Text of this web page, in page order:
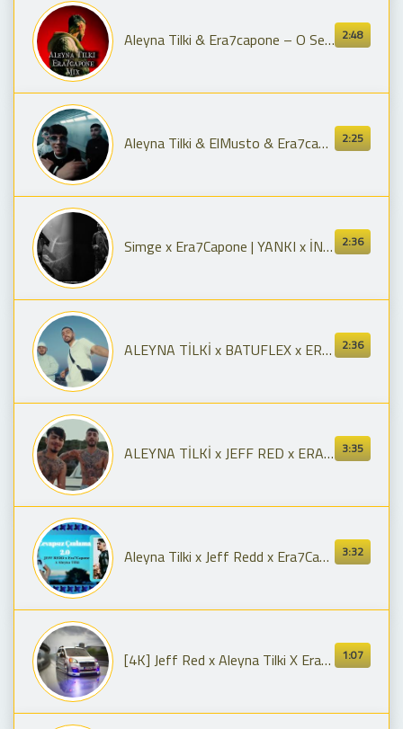
2:48
Aleyna Tilki & Era7capone – O Sen Olsan Bari 2.0 Mix
2:25
Aleyna Tilki & ElMusto & Era7capone - Bakıyorum 2.0 (Katladım Parayı ve Açıyorum Arayı)
2:36
Simge x Era7Capone | YANKI x İNTİHAR prod by. Ozan Bayraşa, SNOW (Official Lyric Video)
2:36
ALEYNA TİLKİ x BATUFLEX x ERA7CAPONE - GASSOLİNA 2.0
3:35
ALEYNA TİLKİ x JEFF RED x ERA7CAPONE ‘CEVAPSIZ ÇINLAMA,
3:32
Aleyna Tilki x Jeff Redd x Era7Capone - CEVAPSIZ ÇINLAMA 2.0
1:07
[4K] Jeff Red x Aleyna Tilki X Era7capone - HUQQA 2.0 | Peugeot Partner Tepee